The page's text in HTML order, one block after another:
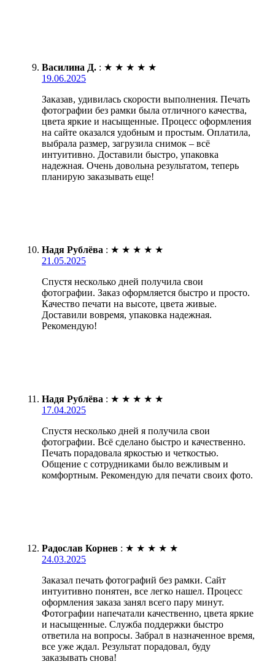
Василина Д. : ★ ★ ★ ★ ★
19.06.2025
Заказав, удивилась скорости выполнения. Печать
фотографии без рамки была отличного качества,
цвета яркие и насыщенные. Процесс оформления
на сайте оказался удобным и простым. Оплатила,
выбрала размер, загрузила снимок – всё
интуитивно. Доставили быстро, упаковка
надежная. Очень довольна результатом, теперь
планирую заказывать еще!
Надя Рублёва : ★ ★ ★ ★ ★
21.05.2025
Спустя несколько дней получила свои
фотографии. Заказ оформляется быстро и просто.
Качество печати на высоте, цвета живые.
Доставили вовремя, упаковка надежная.
Рекомендую!
Надя Рублёва : ★ ★ ★ ★ ★
17.04.2025
Спустя несколько дней я получила свои
фотографии. Всё сделано быстро и качественно.
Печать порадовала яркостью и четкостью.
Общение с сотрудниками было вежливым и
комфортным. Рекомендую для печати своих фото.
Радослав Корнев : ★ ★ ★ ★ ★
24.03.2025
Заказал печать фотографий без рамки. Сайт
интуитивно понятен, все легко нашел. Процесс
оформления заказа занял всего пару минут.
Фотографии напечатали качественно, цвета яркие
и насыщенные. Служба поддержки быстро
ответила на вопросы. Забрал в назначенное время,
все уже ждал. Результат порадовал, буду
заказывать снова!